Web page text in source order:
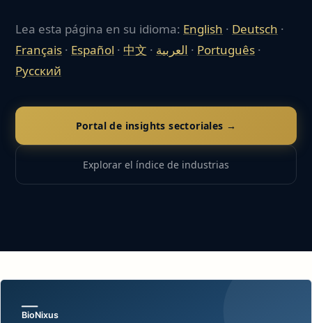
Lea esta página en su idioma: English · Deutsch ·
Français · Español · 中文 · العربية · Português ·
Русский
Portal de insights sectoriales →
Explorar el índice de industrias